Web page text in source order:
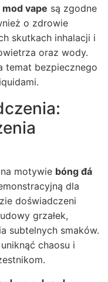
vape są zgodne
o zdrowie
skutkach inhalacji i
oraz wody.
temat bezpiecznego
motywie bóng đá
dla
doświadczeni
grzałek,
subtelnych smaków.
chaosu i